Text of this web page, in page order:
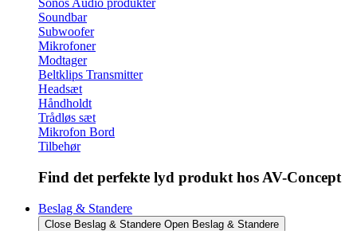
Sonos Audio produkter
Soundbar
Subwoofer
Mikrofoner
Modtager
Beltklips Transmitter
Headsæt
Håndholdt
Trådløs sæt
Mikrofon Bord
Tilbehør
Find det perfekte lyd produkt hos AV-Concept
Beslag & Standere
Close Beslag & Standere Open Beslag & Standere